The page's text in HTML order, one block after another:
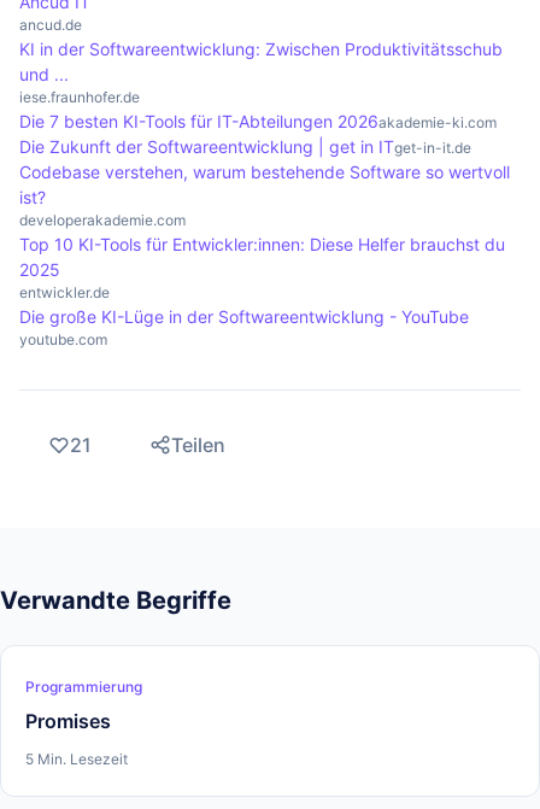
die Entwicklungsgeschwindigkeit erhöhen.
ancud.de
KI in der Softwareentwicklung: Zwischen Produktivitätsschub
und ...
iese.fraunhofer.de
Die 7 besten KI-Tools für IT-Abteilungen 2026akademie-ki.com
Die Zukunft der Softwareentwicklung | get in ITget-in-it.de
Codebase verstehen, warum bestehende Software so wertvoll
ist?
developerakademie.com
Top 10 KI-Tools für Entwickler:innen: Diese Helfer brauchst du
2025
entwickler.de
Die große KI-Lüge in der Softwareentwicklung - YouTube
youtube.com
21 Teilen
Verwandte Begriffe
Programmierung
Promises
5 Min. Lesezeit